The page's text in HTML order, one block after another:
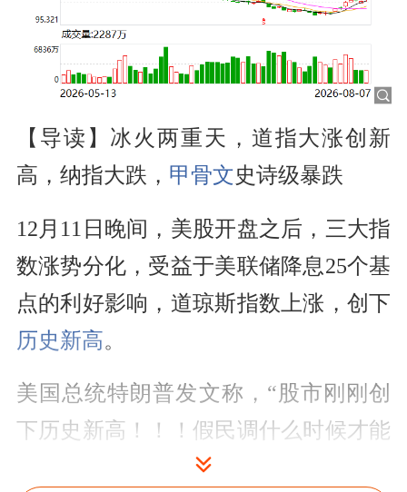
【导读】冰火两重天，道指大涨创新
高，纳指大跌， 甲骨文史诗级暴跌
12月11日晚间，美股开盘之后，三大指
数涨势分化，受益于美联储降息25个基
点的利好影响，道琼斯指数上涨，创下
历史新高。
美国总统特朗普发文称，“股市刚刚创
下历史新高！！！假民调什么时候才能
显示我在经济方面表现出色，以及其他